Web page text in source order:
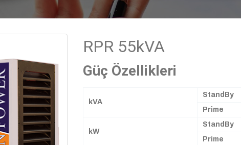
RPR 55kVA
Güç Özellikleri
kVA
StandBy
Prime
kW
StandBy
Prime